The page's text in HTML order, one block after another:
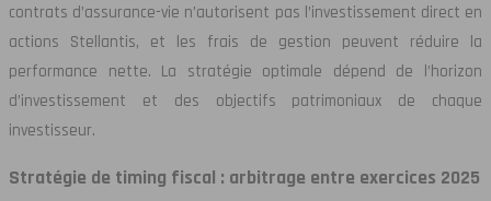
contrats d’assurance-vie n’autorisent pas l’investissement direct en
actions Stellantis, et les frais de gestion peuvent réduire la
performance nette. La stratégie optimale dépend de l’horizon
d’investissement et des objectifs patrimoniaux de chaque
investisseur.
Stratégie de timing fiscal : arbitrage entre exercices 2025